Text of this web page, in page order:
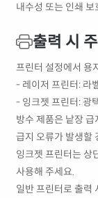
내수성 또는 인쇄
출력 시
프린터 설정에서 용
- 레이저 프린터: 라
- 잉크젯 프린터: 광
방수 제품은 낱장
급지 오류가 발생할
잉크젯 프린터는 상
사용해 주세요.
일반 프린터로 출력